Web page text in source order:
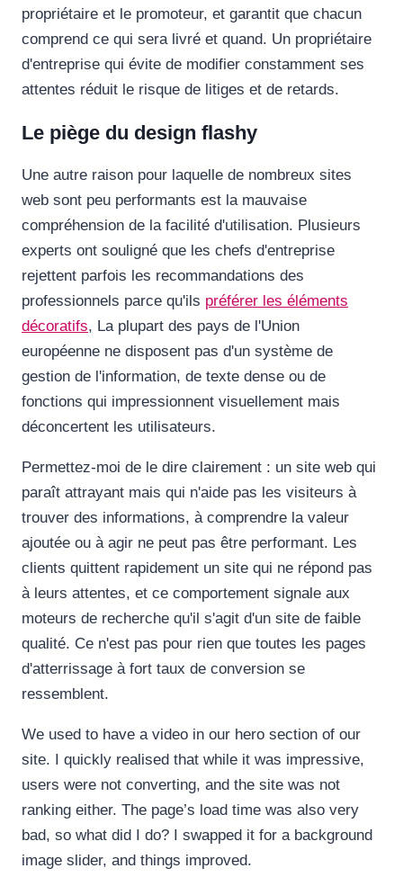
propriétaire et le promoteur, et garantit que chacun
comprend ce qui sera livré et quand. Un propriétaire
d'entreprise qui évite de modifier constamment ses
attentes réduit le risque de litiges et de retards.
Le piège du design flashy
Une autre raison pour laquelle de nombreux sites
web sont peu performants est la mauvaise
compréhension de la facilité d'utilisation. Plusieurs
experts ont souligné que les chefs d'entreprise
rejettent parfois les recommandations des
professionnels parce qu'ils préférer les éléments
décoratifs, La plupart des pays de l'Union
européenne ne disposent pas d'un système de
gestion de l'information, de texte dense ou de
fonctions qui impressionnent visuellement mais
déconcertent les utilisateurs.
Permettez-moi de le dire clairement : un site web qui
paraît attrayant mais qui n'aide pas les visiteurs à
trouver des informations, à comprendre la valeur
ajoutée ou à agir ne peut pas être performant. Les
clients quittent rapidement un site qui ne répond pas
à leurs attentes, et ce comportement signale aux
moteurs de recherche qu'il s'agit d'un site de faible
qualité. Ce n'est pas pour rien que toutes les pages
d'atterrissage à fort taux de conversion se
ressemblent.
We used to have a video in our hero section of our
site. I quickly realised that while it was impressive,
users were not converting, and the site was not
ranking either. The page’s load time was also very
bad, so what did I do? I swapped it for a background
image slider, and things improved.